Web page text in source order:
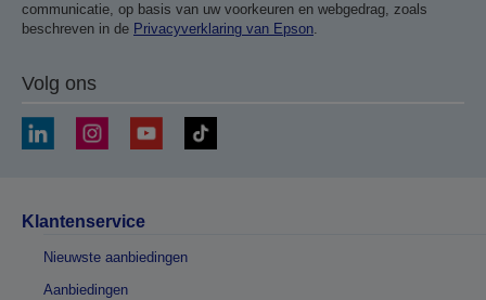
communicatie, op basis van uw voorkeuren en webgedrag, zoals
beschreven in de Privacyverklaring van Epson.
Volg ons
Klantenservice
Nieuwste aanbiedingen
Aanbiedingen